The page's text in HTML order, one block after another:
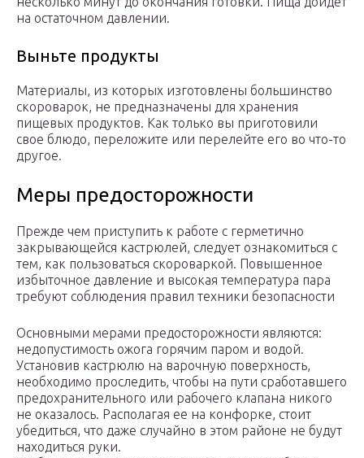
на остаточном давлении.
Выньте продукты
Материалы, из которых изготовлены большинство
скороварок, не предназначены для хранения
пищевых продуктов. Как только вы приготовили
свое блюдо, переложите или перелейте его во что-то
другое.
Меры предосторожности
Прежде чем приступить к работе с герметично
закрывающейся кастрюлей, следует ознакомиться с
тем, как пользоваться скороваркой. Повышенное
избыточное давление и высокая температура пара
требуют соблюдения правил техники безопасности
Основными мерами предосторожности являются:
недопустимость ожога горячим паром и водой.
Установив кастрюлю на варочную поверхность,
необходимо проследить, чтобы на пути сработавшего
предохранительного или рабочего клапана никого
не оказалось. Располагая ее на конфорке, стоит
убедиться, что даже случайно в этом районе не будут
находиться руки.